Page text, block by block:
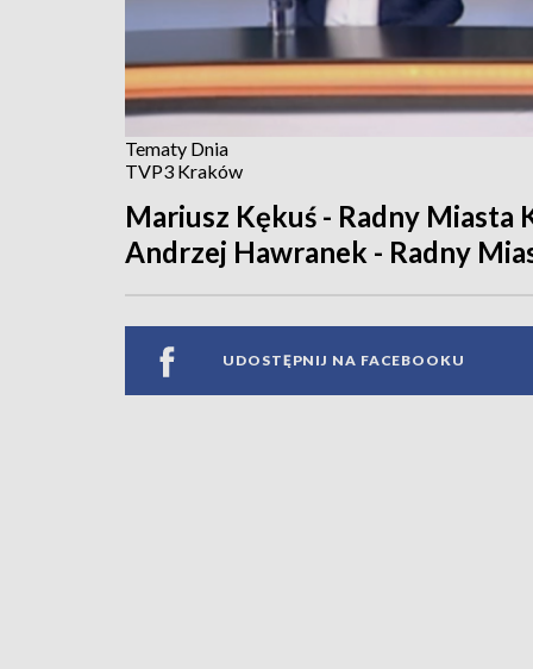
Tematy Dnia
TVP3 Kraków
Mariusz Kękuś - Radny Miasta
Andrzej Hawranek - Radny
UDOSTĘPNIJ NA FACEBOOKU